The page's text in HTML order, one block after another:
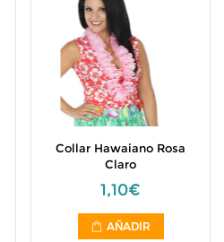
Collar Hawaiano Rosa
Claro
1,10€
AÑADIR